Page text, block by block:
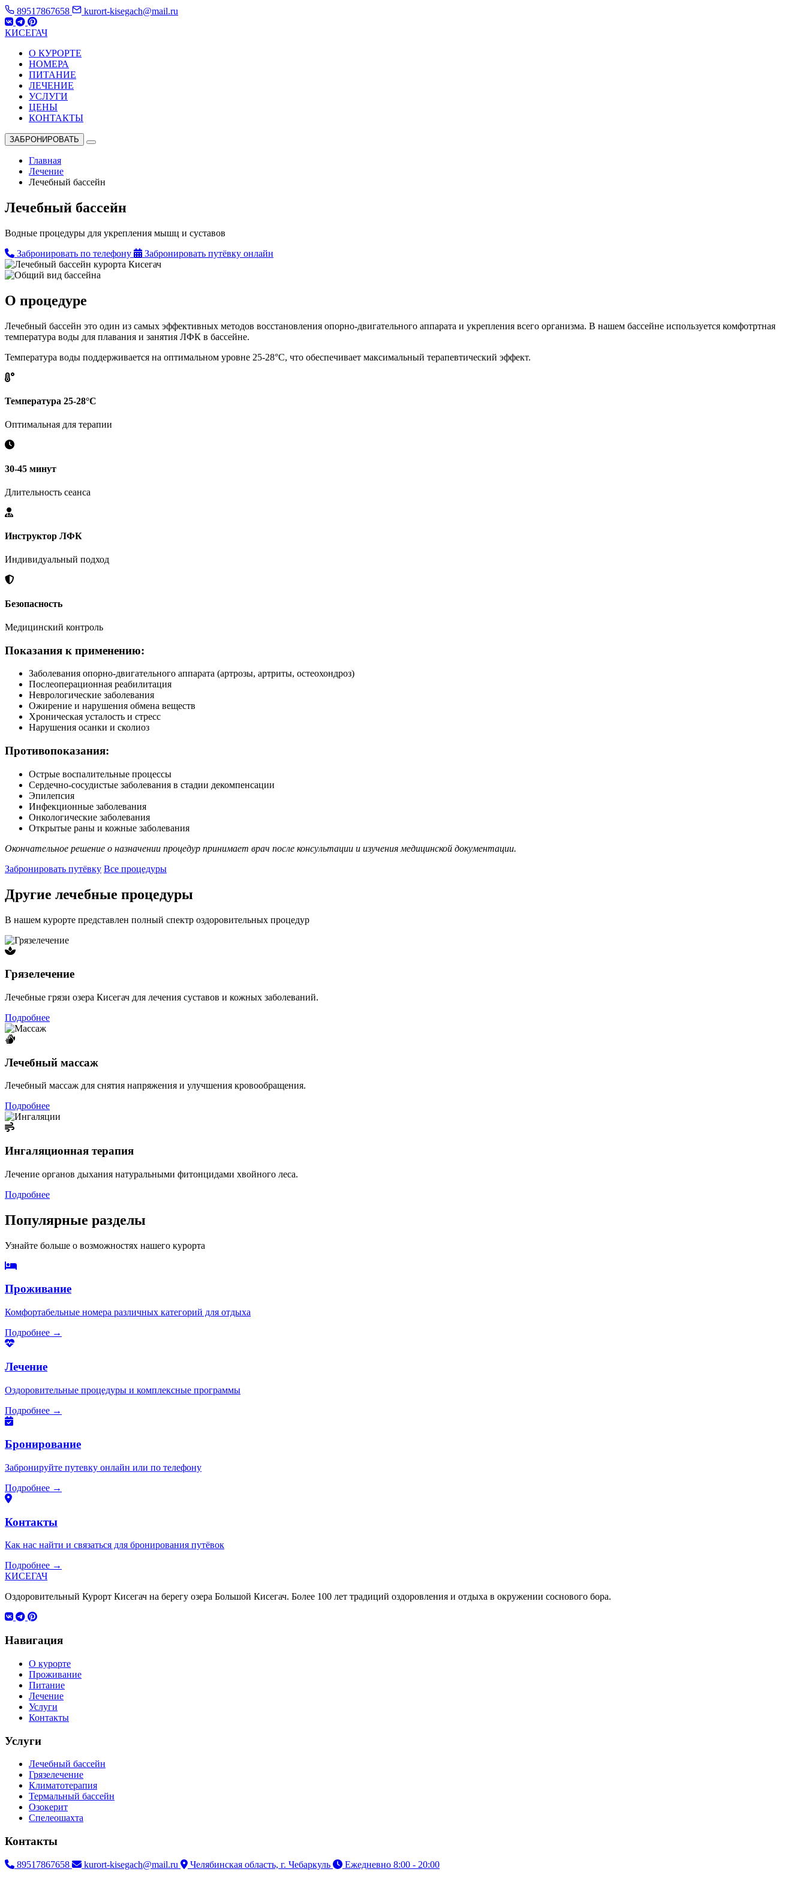
89517867658 kurort-kisegach@mail.ru
КИСЕГАЧ
О КУРОРТЕ
НОМЕРА
ПИТАНИЕ
ЛЕЧЕНИЕ
УСЛУГИ
ЦЕНЫ
КОНТАКТЫ
ЗАБРОНИРОВАТЬ
Главная
Лечение
Лечебный бассейн
Лечебный бассейн
Водные процедуры для укрепления мышц и суставов
Забронировать по телефону
Забронировать путёвку онлайн
О процедуре
Лечебный бассейн это один из самых эффективных методов восстановления опорно-двигательного аппарата и укрепления всего организма. В нашем бассейне используется комфотртная
температура воды для плавания и занятия ЛФК в бассейне.
Температура воды поддерживается на оптимальном уровне 25-28°C, что обеспечивает максимальный терапевтический эффект.
Температура 25-28°C
Оптимальная для терапии
30-45 минут
Длительность сеанса
Инструктор ЛФК
Индивидуальный подход
Безопасность
Медицинский контроль
Показания к применению:
Заболевания опорно-двигательного аппарата (артрозы, артриты, остеохондроз)
Послеоперационная реабилитация
Неврологические заболевания
Ожирение и нарушения обмена веществ
Хроническая усталость и стресс
Нарушения осанки и сколиоз
Противопоказания:
Острые воспалительные процессы
Сердечно-сосудистые заболевания в стадии декомпенсации
Эпилепсия
Инфекционные заболевания
Онкологические заболевания
Открытые раны и кожные заболевания
Окончательное решение о назначении процедур принимает врач после консультации и изучения медицинской документации.
Забронировать путёвку Все процедуры
Другие лечебные процедуры
В нашем курорте представлен полный спектр оздоровительных процедур
Грязелечение
Лечебные грязи озера Кисегач для лечения суставов и кожных заболеваний.
Подробнее
Лечебный массаж
Лечебный массаж для снятия напряжения и улучшения кровообращения.
Подробнее
Ингаляционная терапия
Лечение органов дыхания натуральными фитонцидами хвойного леса.
Подробнее
Популярные разделы
Узнайте больше о возможностях нашего курорта
Проживание
Комфортабельные номера различных категорий для отдыха
Подробнее →
Лечение
Оздоровительные процедуры и комплексные программы
Подробнее →
Бронирование
Забронируйте путевку онлайн или по телефону
Подробнее →
Контакты
Как нас найти и связаться для бронирования путёвок
Подробнее →
КИСЕГАЧ
Оздоровительный Курорт Кисегач на берегу озера Большой Кисегач. Более 100 лет традиций оздоровления и отдыха в окружении соснового бора.
Навигация
О курорте
Проживание
Питание
Лечение
Услуги
Контакты
Услуги
Лечебный бассейн
Грязелечение
Климатотерапия
Термальный бассейн
Озокерит
Спелеошахта
Контакты
89517867658 kurort-kisegach@mail.ru Челябинская область, г. Чебаркуль
Ежедневно 8:00 - 20:00